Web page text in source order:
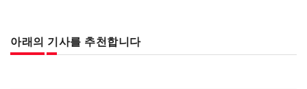
아래의 기사를 추천합니다